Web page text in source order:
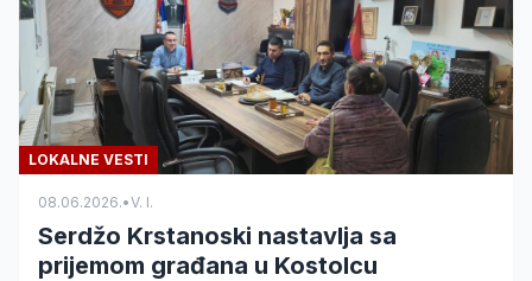
LOKALNE VESTI
08.06.2026.•V. I.
Serdžo Krstanoski nastavlja sa
prijemom građana u Kostolcu